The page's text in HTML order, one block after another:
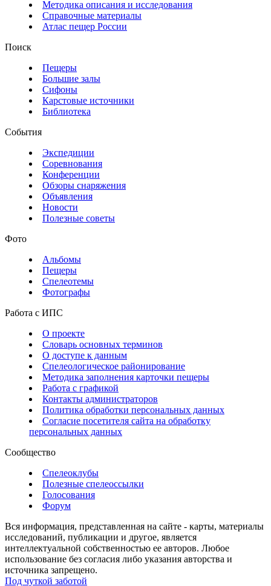
Методика описания и исследования
Справочные материалы
Атлас пещер России
Поиск
Пещеры
Большие залы
Сифоны
Карстовые источники
Библиотека
События
Экспедиции
Соревнования
Конференции
Обзоры снаряжения
Объявления
Новости
Полезные советы
Фото
Альбомы
Пещеры
Спелеотемы
Фотографы
Работа с ИПС
О проекте
Словарь основных терминов
О доступе к данным
Спелеологическое районирование
Методика заполнения карточки пещеры
Работа с графикой
Контакты администраторов
Политика обработки персональных данных
Согласие посетителя сайта на обработку
персональных данных
Сообщество
Спелеоклубы
Полезные спелеоссылки
Голосования
Форум
Вся информация, представленная на сайте - карты, материалы
исследований, публикации и другое, является
интеллектуальной собственностью ее авторов. Любое
использование без согласия либо указания авторства и
источника запрещено.
Под чуткой заботой